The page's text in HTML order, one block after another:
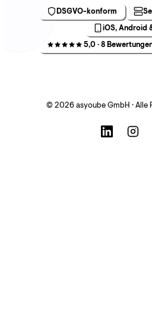
DSGVO-konform
iOS, Android
5,0 · 8
© 2026 asyoube GmbH · Alle